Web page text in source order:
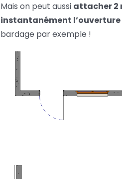
Mais on peut aussi attacher 2
instantanément l’ouverture
bardage par exemple !